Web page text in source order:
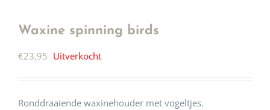
Waxine spinning birds
€23,95 Uitverkocht
Ronddraaiende waxinehouder met vogeltjes.